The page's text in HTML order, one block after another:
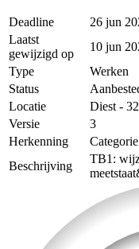
Deadline
26 jun
Laatst
gewijzigd op
10 jun
Type
Werken
Status
Locatie
Diest -
Versie
3
Herkenning
Beschrijving
TB1: